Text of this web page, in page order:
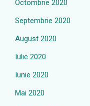
Octombrie 2020
Septembrie 2020
August 2020
Iulie 2020
Iunie 2020
Mai 2020